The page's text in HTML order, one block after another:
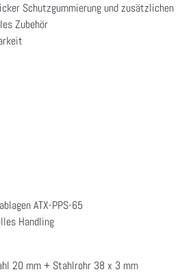
Schutzgummierung und zusätzlichen
Zubehör
ATX-PPS-65
Handling
20 mm + Stahlrohr 38 x 3 mm